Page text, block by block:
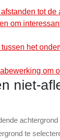
tot
om
het
om
niet-
te